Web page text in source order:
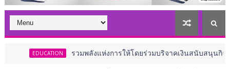
รวมพลังแห่งการให้โดยร่วมบริจาคเงินสนับสนุนกิจกรรมสาธาร